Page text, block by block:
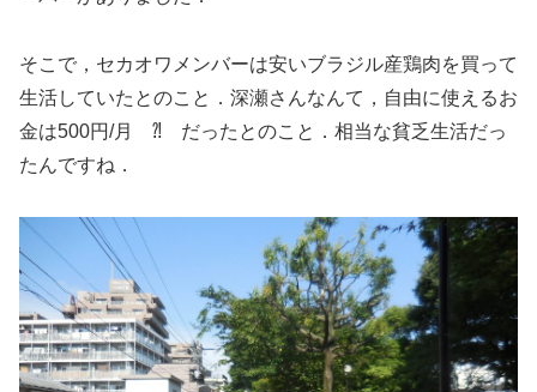
そこで，セカオワメンバーは安いブラジル産鶏肉を買って
生活していたとのこと．深瀬さんなんて，自由に使えるお
金は500円/月 ⁈ だったとのこと．相当な貧乏生活だっ
たんですね．